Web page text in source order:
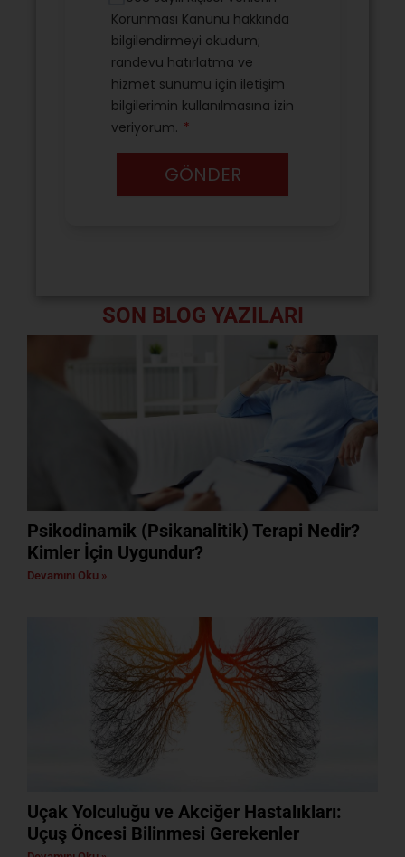
SON BLOG YAZILARI
Psikodinamik (Psikanalitik) Terapi Nedir?
Kimler İçin Uygundur?
Devamını Oku »
Uçak Yolculuğu ve Akciğer Hastalıkları:
Uçuş Öncesi Bilinmesi Gerekenler